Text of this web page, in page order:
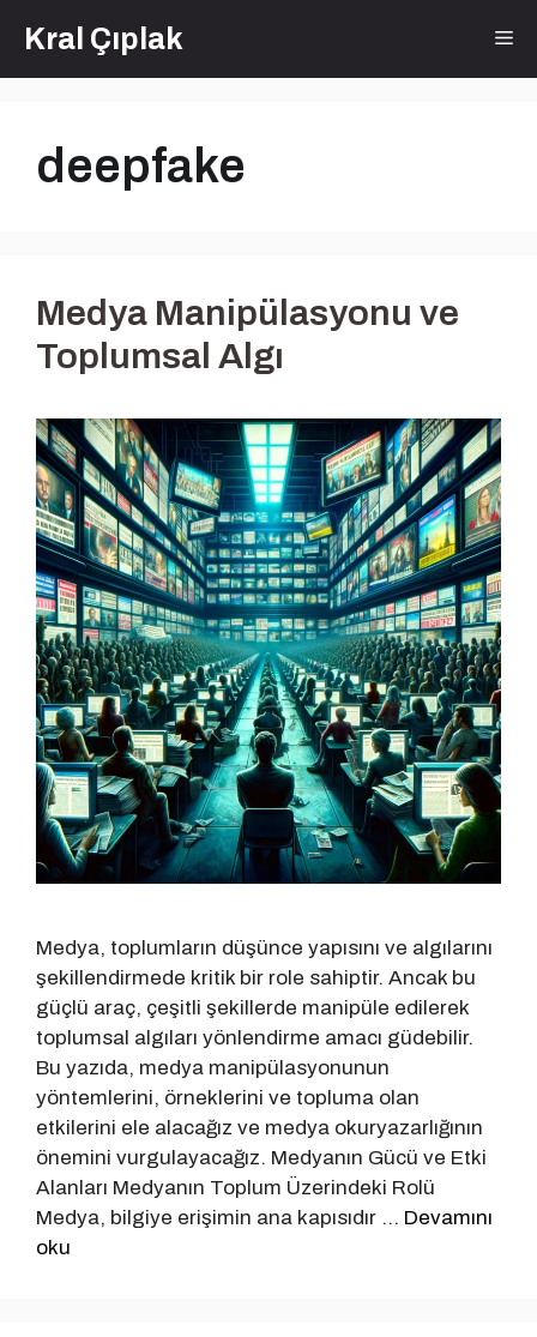
atlaKral Çıplak
deepfake
Medya Manipülasyonu ve
Toplumsal Algı
Medya, toplumların düşünce yapısını ve algılarını
şekillendirmede kritik bir role sahiptir. Ancak bu
güçlü araç, çeşitli şekillerde manipüle edilerek
toplumsal algıları yönlendirme amacı güdebilir.
Bu yazıda, medya manipülasyonunun
yöntemlerini, örneklerini ve topluma olan
etkilerini ele alacağız ve medya okuryazarlığının
önemini vurgulayacağız. Medyanın Gücü ve Etki
Alanları Medyanın Toplum Üzerindeki Rolü
Medya, bilgiye erişimin ana kapısıdır … Devamını
oku